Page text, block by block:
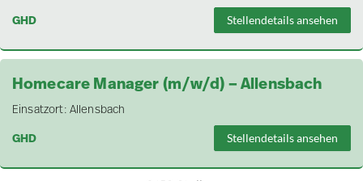
GHD
Stellendetails ansehen
Homecare Manager (m/w/d) – Allensbach
Einsatzort: Allensbach
GHD
Stellendetails ansehen